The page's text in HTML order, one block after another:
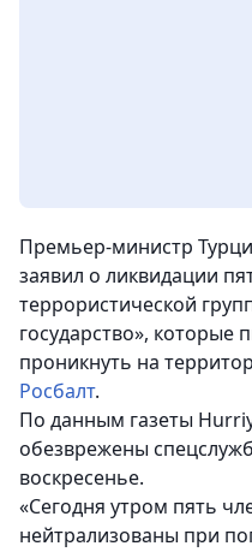
Премьер-министр
заявил о ликвидации
террористической
государство», которые
проникнуть на
Росбалт.
По данным газеты
обезврежены
воскресенье.
«Сегодня утром пять
нейтрализованы при